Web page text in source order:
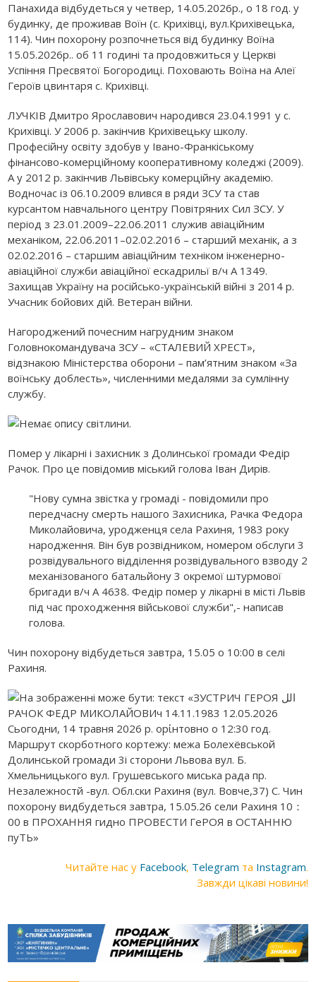
Панахида відбудеться у четвер, 14.05.2026р., о 18 год. у
будинку, де проживав Воїн (с. Крихівці, вул.Крихівецька,
114). Чин похорону розпочнеться від будинку Воїна
15.05.2026р.. об 11 годині та продовжиться у Церкві
Успіння Пресвятої Богородиці. Поховають Воїна на Алеї
Героїв цвинтаря с. Крихівці.
ЛУЧКІВ Дмитро Ярославович народився 23.04.1991 у с.
Крихівці. У 2006 р. закінчив Крихівецьку школу.
Професійну освіту здобув у Івано-Франкіському
фінансово-комерційному кооперативному коледжі (2009).
А у 2012 р. закінчив Львівську комерційну академію.
Водночас із 06.10.2009 влився в ряди ЗСУ та став
курсантом навчального центру Повітряних Сил ЗСУ. У
період з 23.01.2009–22.06.2011 служив авіаційним
механіком, 22.06.2011–02.02.2016 – старший механік, а з
02.02.2016 – старшим авіаційним техніком інженерно-
авіаційної служби авіаційної ескадрильї в/ч А 1349.
Захищав Україну на російсько-українській війні з 2014 р.
Учасник бойових дій. Ветеран війни.
Нагороджений почесним нагрудним знаком
Головнокомандувача ЗСУ – «СТАЛЕВИЙ ХРЕСТ»,
відзнакою Міністерства оборони – пам’ятним знаком «За
воїнську доблесть», численними медалями за сумлінну
службу.
Помер у лікарні і захисник з Долинської громади Федір
Рачок. Про це повідомив міський голова Іван Дирів.
"Нову сумна звістка у громаді - повідомили про
передчасну смерть нашого Захисника, Рачка Федора
Миколайовича, уродженця села Рахиня, 1983 року
народження. Він був розвідником, номером обслуги 3
розвідувального відділення розвідувального взводу 2
механізованого батальйону 3 окремої штурмової
бригади в/ч А 4638. Федір помер у лікарні в місті Львів
під час проходження військової служби",- написав
голова.
Чин похорону відбудеться завтра, 15.05 о 10:00 в селі
Рахиня.
Читайте нас у Facebook, Telegram та Instagram.
Завжди цікаві новини!